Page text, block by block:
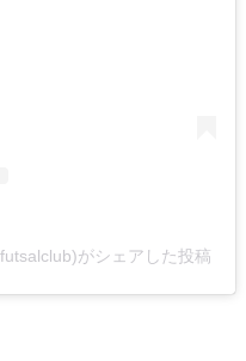
がシェアした投稿